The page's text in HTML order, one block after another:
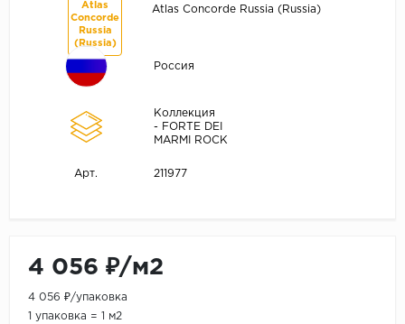
Atlas
Concorde
Russia
(Russia)
Atlas Concorde Russia (Russia)
Россия
Коллекция
- FORTE DEI
MARMI ROCK
Арт. 211977
4 056 ₽/м2
4 056 ₽/упаковка
1 упаковка = 1 м2